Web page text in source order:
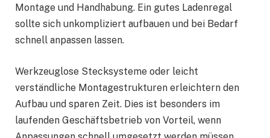
Montage und Handhabung. Ein gutes Ladenregal
sollte sich unkompliziert aufbauen und bei Bedarf
schnell anpassen lassen.
Werkzeuglose Stecksysteme oder leicht
verständliche Montagestrukturen erleichtern den
Aufbau und sparen Zeit. Dies ist besonders im
laufenden Geschäftsbetrieb von Vorteil, wenn